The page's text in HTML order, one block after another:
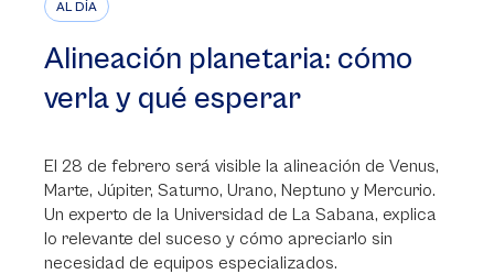
AL DÍA
Alineación planetaria: cómo
verla y qué esperar
El 28 de febrero será visible la alineación de Venus,
Marte, Júpiter, Saturno, Urano, Neptuno y Mercurio.
Un experto de la Universidad de La Sabana, explica
lo relevante del suceso y cómo apreciarlo sin
necesidad de equipos especializados.